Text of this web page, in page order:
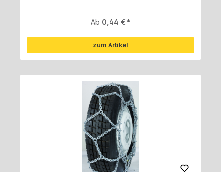
Regulärer Preis:
Ab 0,44 €
zum Artikel